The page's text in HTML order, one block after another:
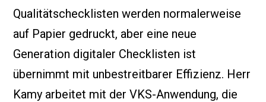
Qualitätschecklisten werden normalerweise
auf Papier gedruckt, aber eine neue
Generation digitaler Checklisten ist
übernimmt mit unbestreitbarer Effizienz. Herr
Kamy arbeitet mit der VKS-Anwendung, die